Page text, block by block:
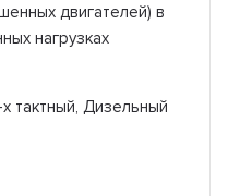
двигателей) в
нагрузках
тактный, Дизельный